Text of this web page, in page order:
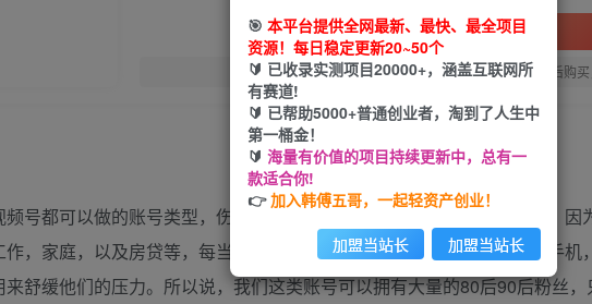
您当前未登录！建议登陆后购
号都可以做的账号类型，伤感治愈账号，那么我们为什么做这类账号，因
，家庭，以及房贷等，每当夜深人静的时候，总会有一部分群体拿起手机
舒缓他们的压力。所以说，我们这类账号可以拥有大量的80后90后粉丝
🎯 本平台提供全网最新、最快、最全项目
资源！每日稳定更新20~50个
🔰 已收录实测项目20000+，涵盖互联网所
有赛道!
🔰 已帮助5000+普通创业者，淘到了人生中
第一桶金！
🔰 海量有价值的项目持续更新中，总有一
款适合你!
👉加入韩傅五哥，一起轻资产创业！
加盟当站长 加盟当站长